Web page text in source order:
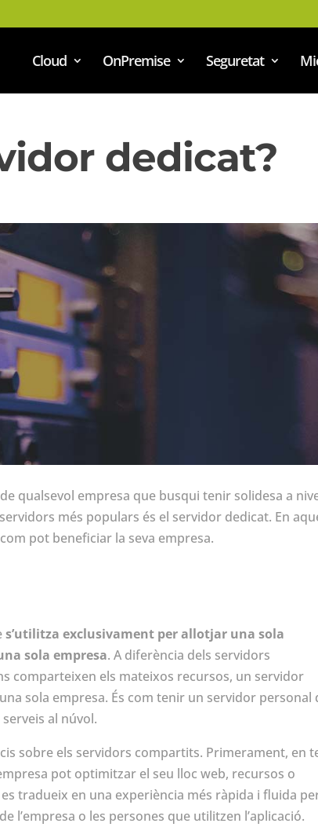
Cloud OnPremise Seguretat
dedicat?
qualsevol empresa que busqui tenir solidesa a
més populars és el servidor dedicat. En
pot beneficiar la seva empresa.
s’utilitza exclusivament per allotjar una sola
sola empresa. A diferència dels servidors
comparteixen els mateixos recursos, un servidor
sola empresa. És com tenir un servidor personal
al núvol.
sobre els servidors compartits. Primerament, en
pot optimitzar el seu lloc web, recursos o
tradueix en una experiència més ràpida i fluida
l’empresa o les persones que utilitzen l’aplicació.